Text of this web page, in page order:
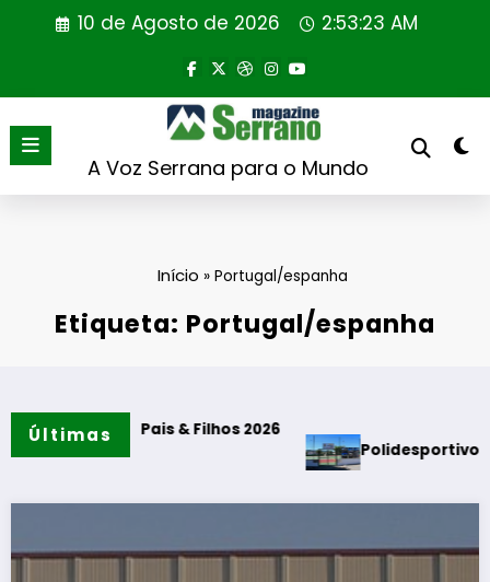
10 de Agosto de 2026 2:53:24 AM
A Voz Serrana para o Mundo
Início » Portugal/espanha
Etiqueta: Portugal/espanha
Últimas
DCI Pais & Filhos 2026
Polidesportivo e Parque